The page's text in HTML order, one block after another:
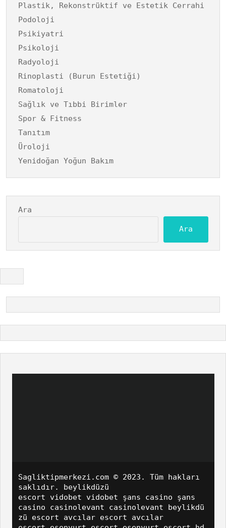
Plastik, Rekonstrüktif ve Estetik Cerrahi
Podoloji
Psikiyatri
Psikoloji
Radyoloji
Rinoplasti (Burun Estetiği)
Romatoloji
Sağlık ve Tıbbi Birimler
Spor & Fitness
Tanıtım
Üroloji
Yenidoğan Yoğun Bakım
Ara
Ara
Sagliktipmerkezi.com© 2023. Tüm hakları
saklıdır.
beylikdüzü
escort
vidobet vidobet şans casino
şans
casino
casinolevant casinolevant
beylikdü
zü escort
avcılar escort
avcılar